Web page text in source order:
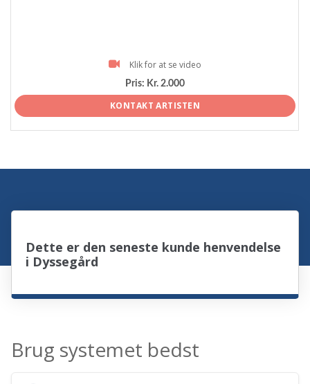
Klik for at se video
Pris: Kr. 2.000
KONTAKT ARTISTEN
Dette er den seneste kunde henvendelse
i Dyssegård
Brug systemet bedst